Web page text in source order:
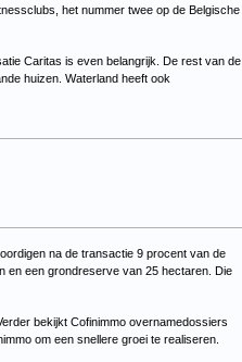
het nummer twee op de Belgische
Caritas is even belangrijk. De rest van de
huizen. Waterland heeft ook
na de transactie 9 procent van de
en een grondreserve van 25 hectaren. Die
bekijkt Cofinimmo overnamedossiers
om een snellere groei te realiseren.